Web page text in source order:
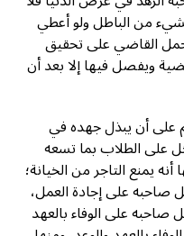
من الباطل ولو أعطي
القاضي على تحقيق
ويفصل فيها إلا بعد أن
على أن يبذل جهده في
على الطلاب بما تسعه
يمنع التاجر من الخيانة؛
صاحبه على إجادة العمل،
صاحبه على الوفاء بالعهد